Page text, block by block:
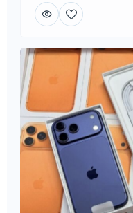
AlphaTheta CDJ-
Pioneer DJM-
DJ DJM-S11, Pioneer
, Denon DJ Prime […]